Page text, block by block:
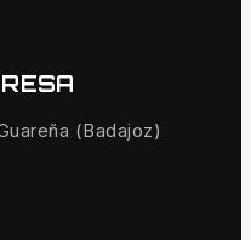
(Badajoz)